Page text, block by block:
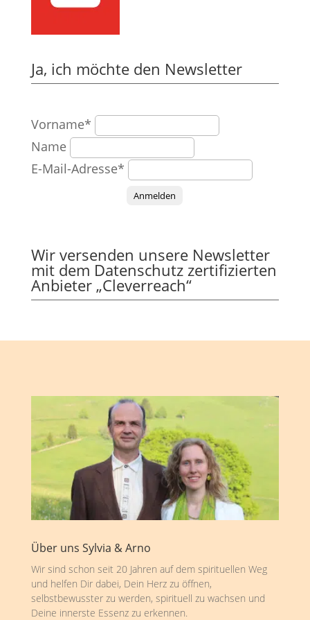
Ja, ich möchte den Newsletter
Vorname*
Name
E-Mail-Adresse*
Anmelden
Wir versenden unsere Newsletter
mit dem Datenschutz zertifizierten
Anbieter „Cleverreach“
Über uns Sylvia & Arno
Wir sind schon seit 20 Jahren auf dem spirituellen Weg
und helfen Dir dabei, Dein Herz zu öffnen,
selbstbewusster zu werden, spirituell zu wachsen und
Deine innerste Essenz zu erkennen.